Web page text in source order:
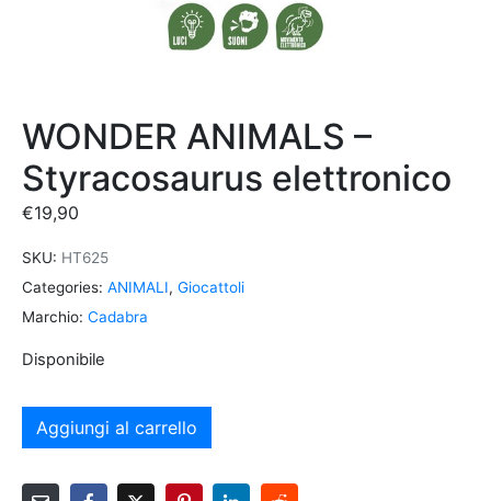
WONDER ANIMALS –
Styracosaurus elettronico
€19,90
SKU: HT625
Categories: ANIMALI, Giocattoli
Marchio: Cadabra
Disponibile
Aggiungi al carrello